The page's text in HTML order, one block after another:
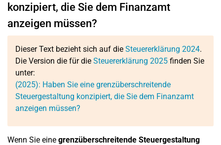
konzipiert, die Sie dem Finanzamt
anzeigen müssen?
Dieser Text bezieht sich auf die Steuererklärung 2024.
Die Version die für die Steuererklärung 2025 finden Sie
unter:
(2025): Haben Sie eine grenzüberschreitende
Steuergestaltung konzipiert, die Sie dem Finanzamt
anzeigen müssen?
Wenn Sie eine grenzüberschreitende Steuergestaltung